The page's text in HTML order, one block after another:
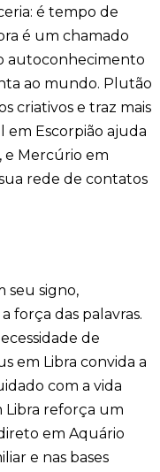
é tempo de
é um chamado
autoconhecimento
ao mundo. Plutão
criativos e traz mais
em Escorpião ajuda
e Mercúrio em
rede de contatos
seu signo,
força das palavras.
de
em Libra convida a
com a vida
Libra reforça um
em Aquário
e nas bases